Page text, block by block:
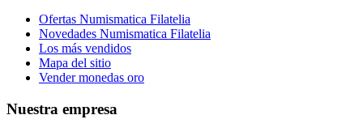
Ofertas Numismatica Filatelia
Novedades Numismatica Filatelia
Los más vendidos
Mapa del sitio
Vender monedas oro
Nuestra empresa